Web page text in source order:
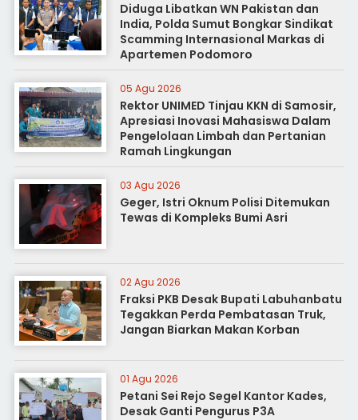
Diduga Libatkan WN Pakistan dan
India, Polda Sumut Bongkar Sindikat
Scamming Internasional Markas di
Apartemen Podomoro
05 Agu 2026
Rektor UNIMED Tinjau KKN di Samosir,
Apresiasi Inovasi Mahasiswa Dalam
Pengelolaan Limbah dan Pertanian
Ramah Lingkungan
03 Agu 2026
Geger, Istri Oknum Polisi Ditemukan
Tewas di Kompleks Bumi Asri
02 Agu 2026
Fraksi PKB Desak Bupati Labuhanbatu
Tegakkan Perda Pembatasan Truk,
Jangan Biarkan Makan Korban
01 Agu 2026
Petani Sei Rejo Segel Kantor Kades,
Desak Ganti Pengurus P3A